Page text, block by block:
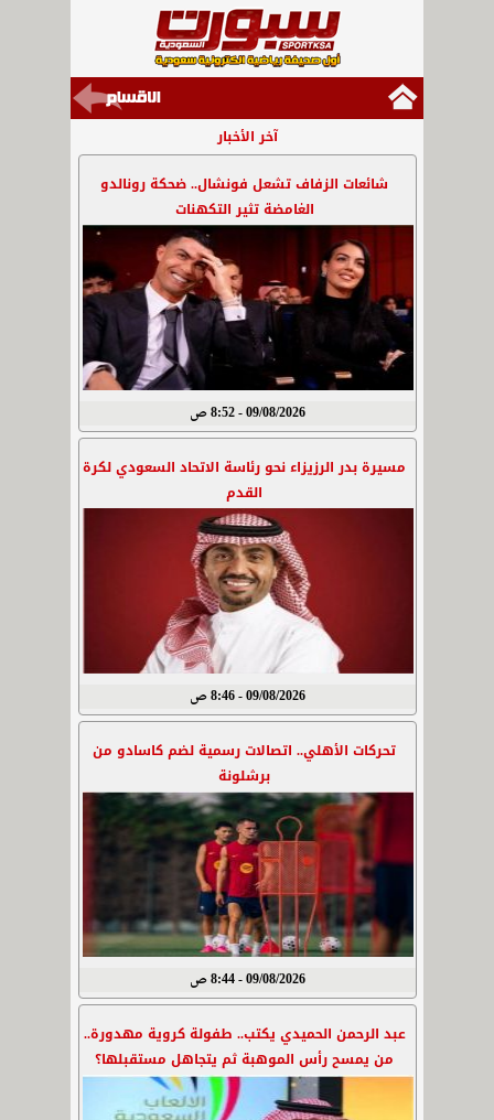
آخر الأخبار
شائعات الزفاف تشعل فونشال.. ضحكة رونالدو
الغامضة تثير التكهنات
09/08/2026 - 8:52 ص
مسيرة بدر الرزيزاء نحو رئاسة الاتحاد السعودي لكرة
القدم
09/08/2026 - 8:46 ص
تحركات الأهلي.. اتصالات رسمية لضم كاسادو من
برشلونة
09/08/2026 - 8:44 ص
عبد الرحمن الحميدي يكتب.. طفولة كروية مهدورة..
من يمسح رأس الموهبة ثم يتجاهل مستقبلها؟